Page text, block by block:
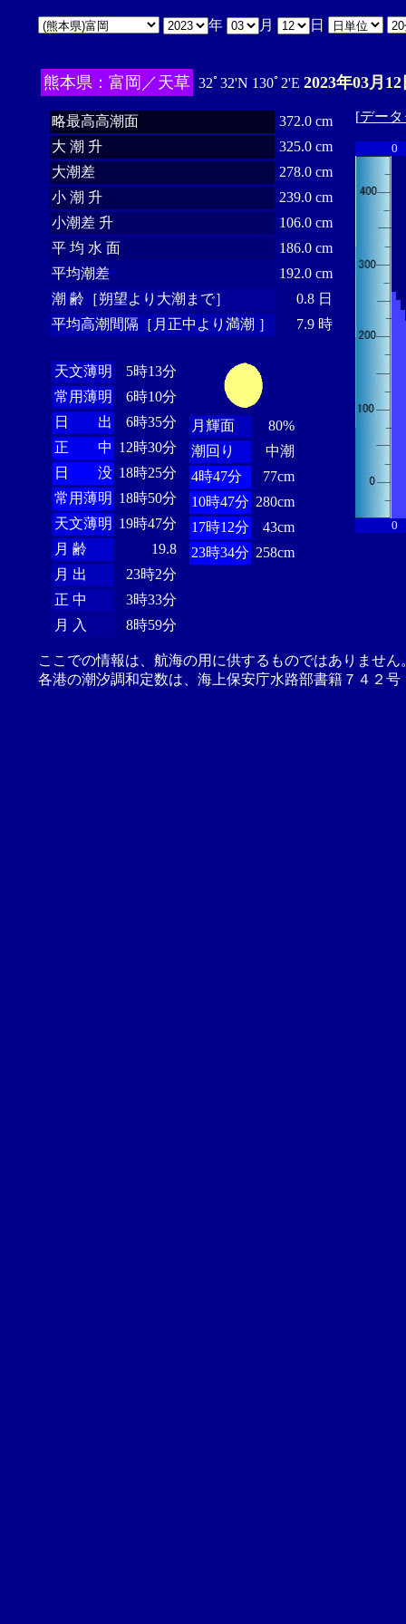
年 月 日
熊本県：富岡／天草 32ﾟ32'N 130ﾟ2'E 2023年03月
略最高高潮面
372.0 cm
大 潮 升
325.0 cm
大潮差
278.0 cm
小 潮 升
239.0 cm
小潮差 升
106.0 cm
平 均 水 面
186.0 cm
平均潮差
192.0 cm
潮 齢［朔望より大潮まで］
0.8 日
平均高潮間隔［月正中より満潮 ］
7.9 時
天文薄明
5時13分
常用薄明
6時10分
日 出
6時35分
正 中 12時30分
日 没 18時25分
常用薄明 18時50分
天文薄明 19時47分
月 齢
19.8
月 出
23時2分
正 中
3時33分
月 入
8時59分
月輝面
80%
潮回り
中潮
4時47分
77cm
10時47分 280cm
17時12分
43cm
23時34分 258cm
[デー
0
0
ここでの情報は、航海の用に供するものではありませ
各港の潮汐調和定数は、海上保安庁水路部書籍７４２